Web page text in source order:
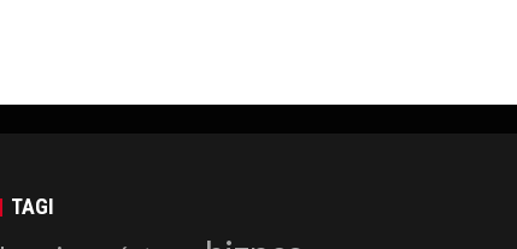
TAGI